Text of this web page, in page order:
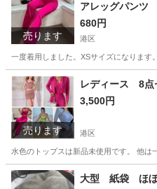
売ります
アレッグパンツ
680円
港区
一度着用しました。XSサイズになります。
東京 港区 ボトムス
売ります
レディース 8
3,500円
港区
水色のトップスは新品未使用です。 他は
東京 港区 ワンピース セッ
大型 紙袋 ほぼ